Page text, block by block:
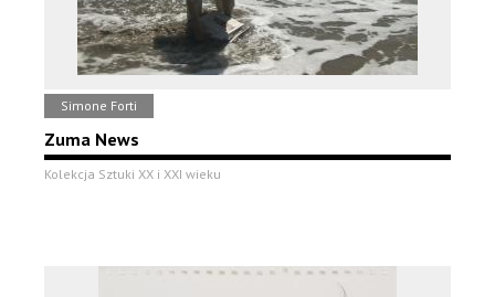
Simone Forti
Zuma News
Kolekcja Sztuki XX i XXI wieku